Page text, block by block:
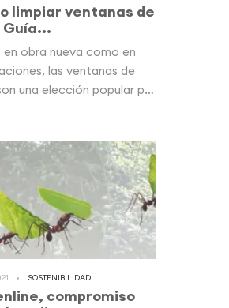
limpiar ventanas de
Guía...
en obra nueva como en
las ventanas de
una elección popular por
SOSTENIBILIDAD
compromiso